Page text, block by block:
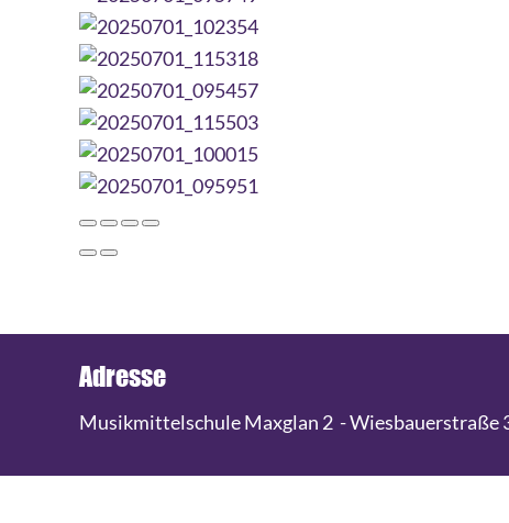
Adresse
Musikmittelschule Maxglan 2 - Wiesbauerstraße